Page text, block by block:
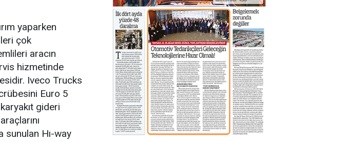
yaparken
çok
aracın
hizmetinde
Iveco Trucks
Euro 5
gideri
sunulan Hı-way